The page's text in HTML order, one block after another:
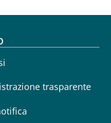
menu
trasparente